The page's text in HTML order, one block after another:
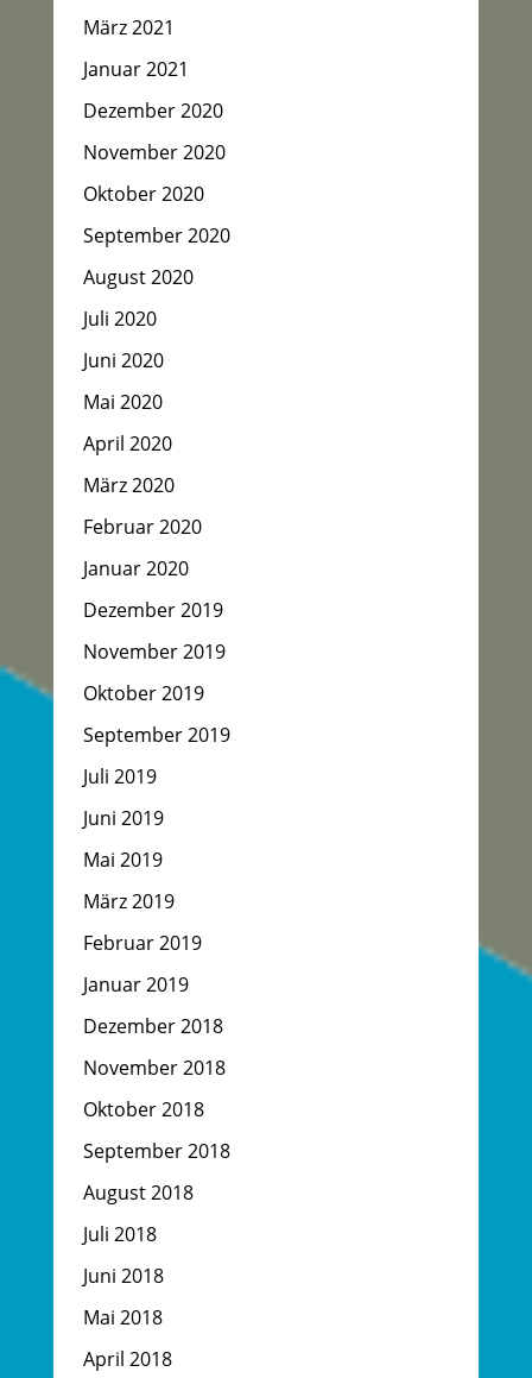
März 2021
Januar 2021
Dezember 2020
November 2020
Oktober 2020
September 2020
August 2020
Juli 2020
Juni 2020
Mai 2020
April 2020
März 2020
Februar 2020
Januar 2020
Dezember 2019
November 2019
Oktober 2019
September 2019
Juli 2019
Juni 2019
Mai 2019
März 2019
Februar 2019
Januar 2019
Dezember 2018
November 2018
Oktober 2018
September 2018
August 2018
Juli 2018
Juni 2018
Mai 2018
April 2018